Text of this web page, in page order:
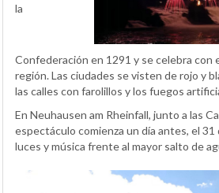
la
Confederación en 1291 y se celebra con
región. Las ciudades se visten de rojo y
las calles con farolillos y los fuegos
En Neuhausen am Rheinfall, junto a las
espectáculo comienza un día antes, el
luces y música frente al mayor salto de